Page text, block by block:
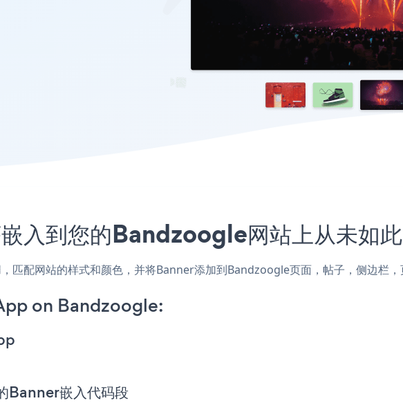
入到您的Bandzoogle网站上从未如
匹配网站的样式和颜色，并将Banner添加到Bandzoogle页面，帖子，侧边栏
on Bandzoogle:
嵌入代码段